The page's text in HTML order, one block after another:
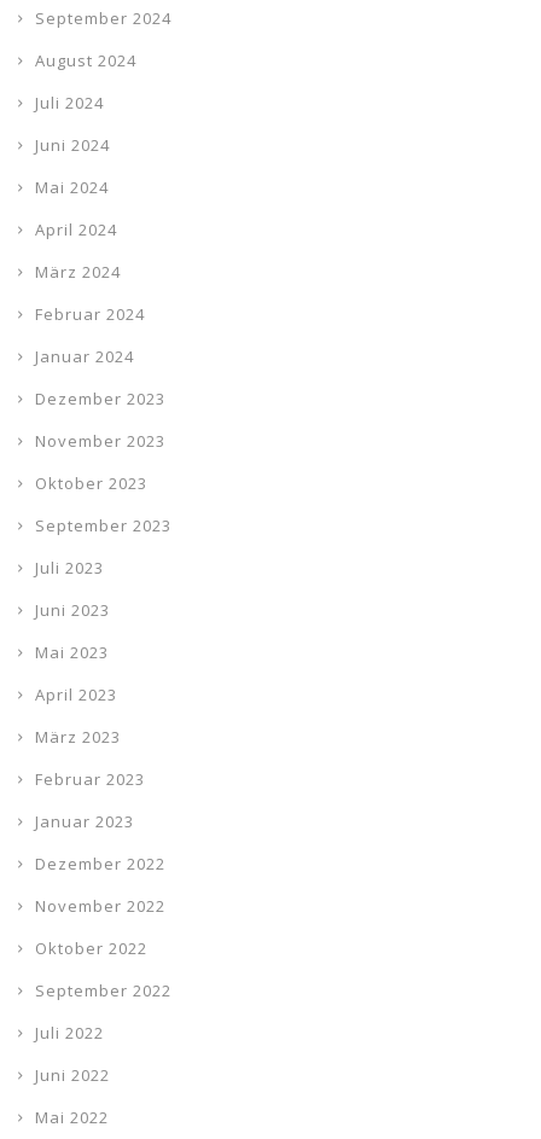
September 2024
August 2024
Juli 2024
Juni 2024
Mai 2024
April 2024
März 2024
Februar 2024
Januar 2024
Dezember 2023
November 2023
Oktober 2023
September 2023
Juli 2023
Juni 2023
Mai 2023
April 2023
März 2023
Februar 2023
Januar 2023
Dezember 2022
November 2022
Oktober 2022
September 2022
Juli 2022
Juni 2022
Mai 2022